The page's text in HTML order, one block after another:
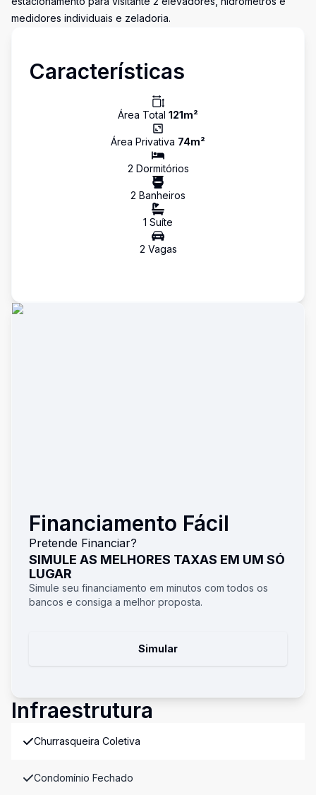
medidores individuais e zeladoria.
Características
Área Total 121m²
Área Privativa 74m²
2 Dormitórios
2 Banheiros
1 Suíte
2 Vagas
Financiamento Fácil
Pretende Financiar?
SIMULE AS MELHORES TAXAS EM UM SÓ
LUGAR
Simule seu financiamento em minutos com todos os
bancos e consiga a melhor proposta.
Simular
Infraestrutura
Churrasqueira Coletiva
Condomínio Fechado